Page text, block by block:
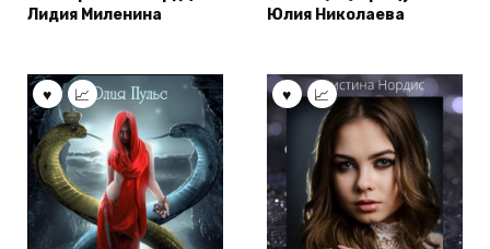
Лидия Миленина
Юлия Николаева